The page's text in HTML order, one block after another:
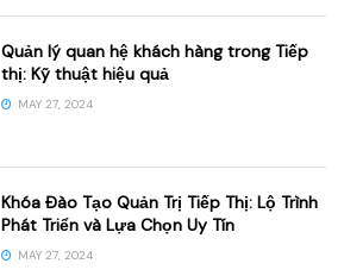
Quản lý quan hệ khách hàng trong Tiếp
thị: Kỹ thuật hiệu quả
MAY 27, 2024
Khóa Đào Tạo Quản Trị Tiếp Thị: Lộ Trình
Phát Triển và Lựa Chọn Uy Tín
MAY 27, 2024